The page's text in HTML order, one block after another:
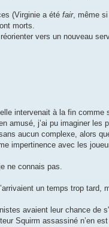
(Virginie a été fair, même
morts.
vers un nouveau
intervenait à la fin
j’ai pu imaginer les
aucun complexe, alors
impertinence avec les
ne connais pas.
un temps trop tard,
avaient leur chance de
Squirm assassiné n’en